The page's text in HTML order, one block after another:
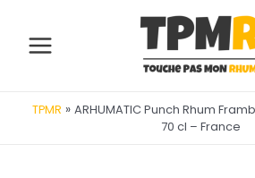
contenu
Main
TPMR » ARHUMATIC Punch Rhum
70 cl – France